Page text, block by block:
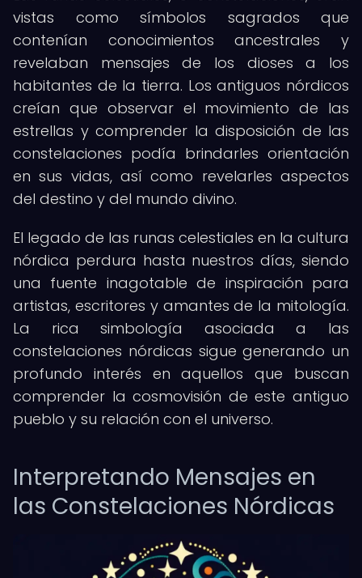
vistas como símbolos sagrados que
contenían conocimientos ancestrales y
revelaban mensajes de los dioses a los
habitantes de la tierra. Los antiguos nórdicos
creían que observar el movimiento de las
estrellas y comprender la disposición de las
constelaciones podía brindarles orientación
en sus vidas, así como revelarles aspectos
del destino y del mundo divino.
El legado de las runas celestiales en la cultura
nórdica perdura hasta nuestros días, siendo
una fuente inagotable de inspiración para
artistas, escritores y amantes de la mitología.
La rica simbología asociada a las
constelaciones nórdicas sigue generando un
profundo interés en aquellos que buscan
comprender la cosmovisión de este antiguo
pueblo y su relación con el universo.
Interpretando Mensajes en
las Constelaciones Nórdicas